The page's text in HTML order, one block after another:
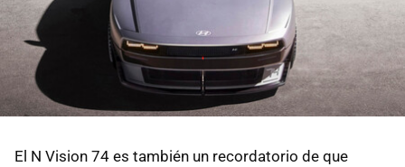
El N Vision 74 es también un recordatorio de que